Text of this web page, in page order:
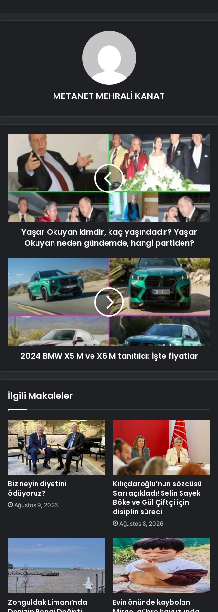
METANET MEHRALİ KANAT
Yaşar Okuyan kimdir, kaç yaşındadır? Yaşar
Okuyan neden gündemde, hangi partiden?
2024 BMW X5 M ve X6 M tanıtıldı: İşte fiyatlar
İlgili Makaleler
Biz neyin diyetini
ödüyoruz?
Ağustos 9, 2026
Kılıçdaroğlu’nun sözcüsü
Sarı açıkladı! Selin Sayek
Böke ve Gül Çiftçi için
disiplin süreci
Ağustos 8, 2026
Zonguldak Limanı’nda
Evin önünde kaybolan